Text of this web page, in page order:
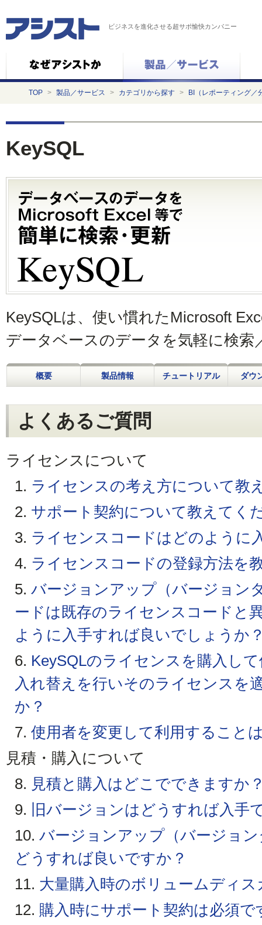
ビジネスを進化させる超サポ愉快カンパニー
TOP > 製品／サービス > カテゴリから探す > BI（レポーティング／
KeySQL
KeySQLは、使い慣れたMicrosoft
データベースのデータを気軽に検
概要 製品情報 チュートリアル ダウ
よくあるご質問
ライセンスについて
1. ライセンスの考え方について教
2. サポート契約について教えてく
3. ライセンスコードはどのように
4. ライセンスコードの登録方法を
5. バージョンアップ（バージョン
ードは既存のライセンスコードと
ように入手すれば良いでしょうか
6. KeySQLのライセンスを購入し
入れ替えを行いそのライセンスを
か？
7. 使用者を変更して利用すること
見積・購入について
8. 見積と購入はどこでできますか
9.
旧バージョンはどうすれば入手
10. バージョンアップ（バージョ
どうすれば良いですか？
11. 大量購入時のボリュームディ
12. 購入時にサポート契約は必須で